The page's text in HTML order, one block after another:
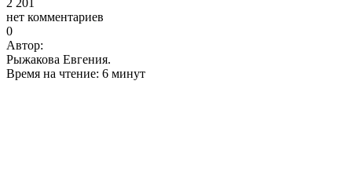
нет комментариев
0
Автор:
Рыжакова Евгения.
Время на чтение: 6 минут